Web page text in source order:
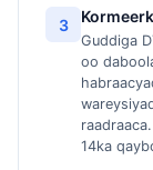
3
Guddiga
oo
14ka